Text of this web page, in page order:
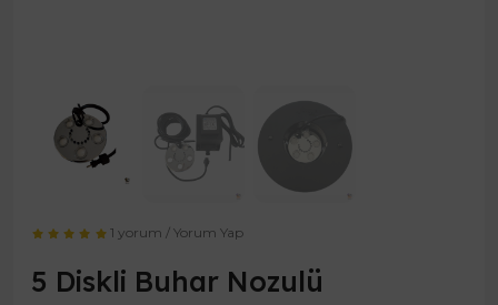
1 yorum /Yorum Yap
5 Diskli Buhar Nozulü